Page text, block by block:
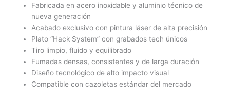
Fabricada en acero inoxidable y aluminio técnico de
nueva generación
Acabado exclusivo con pintura láser de alta precisión
Plato “Hack System” con grabados tech únicos
Tiro limpio, fluido y equilibrado
Fumadas densas, consistentes y de larga duración
Diseño tecnológico de alto impacto visual
Compatible con cazoletas estándar del mercado